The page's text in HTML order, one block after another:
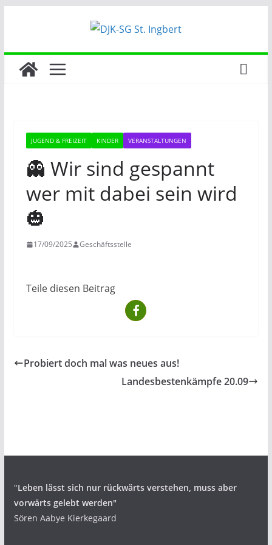
JUGEND & FREIZEIT KINDER VERANSTALTUNGEN
👻 Wir sind gespannt
wer mit dabei sein wird
🎃
17/09/2025 Geschäftsstelle
Teile diesen Beitrag
Probiert doch mal was neues aus!
Landesbestenkämpfe 20.09
"Leben lässt sich nur rückwärts verstehen, muss aber
vorwärts gelebt werden"
Sören Aabye Kierkegaard